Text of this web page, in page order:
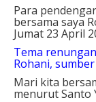
Para
bersama saya
Jumat 23 April
Tema
Rohani,
Mari kita
menurut Santo